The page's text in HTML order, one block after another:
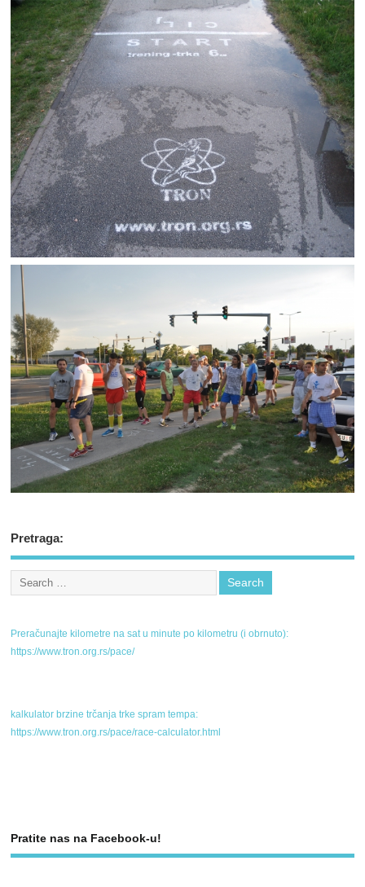
Pretraga:
Preračunajte kilometre na sat u minute po kilometru (i obrnuto):
https://www.tron.org.rs/pace/
kalkulator brzine trčanja trke spram tempa:
https://www.tron.org.rs/pace/race-calculator.html
Pratite nas na Facebook-u!